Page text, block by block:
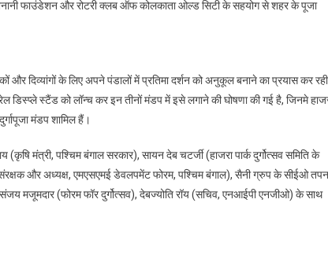
फाउंडेशन और रोटरी क्लब ऑफ कोलकाता ओल्ड सिटी के सहयोग से शहर के पूजा
और दिव्यांगों के लिए अपने पंडालों में प्रतिमा दर्शन को अनुकूल बनाने का प्रयास कर रही
डिस्प्ले स्टैंड को लॉन्च कर इन तीनों मंडप में इसे लगाने की घोषणा की गई है, जिनमे
मंडप शामिल हैं।
मंत्री, पश्चिम बंगाल सरकार), सायन देब चटर्जी (हाजरा पार्क दुर्गोत्सव समिति के
और अध्यक्ष, एमएसएमई डेवलपमेंट फोरम, पश्चिम बंगाल), सैनी ग्रुप के सीईओ तपन
मजूमदार (फोरम फॉर दुर्गोत्सव), देबज्योति रॉय (सचिव, एनआईपी एनजीओ) के साथ